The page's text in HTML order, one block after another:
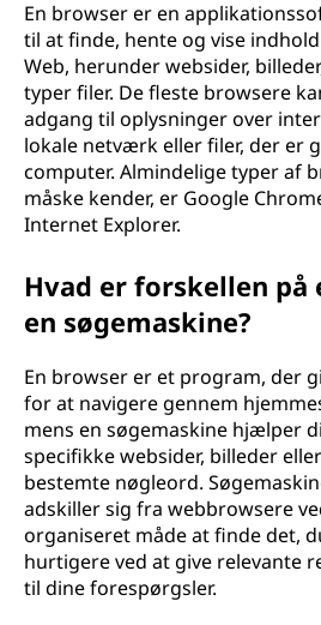
En browser er en
til at finde, hente og vise
Web, herunder websider,
typer filer. De fleste browsere
adgang til oplysninger over
lokale netværk eller filer, der er
computer. Almindelige typer af
måske kender, er Google
Internet Explorer.
Hvad er forskellen på
en søgemaskine?
En browser er et program, der
for at navigere gennem
mens en søgemaskine hjælper
specifikke websider, billeder
bestemte nøgleord.
adskiller sig fra webbrowsere
organiseret måde at finde det,
hurtigere ved at give relevante
til dine forespørgsler.